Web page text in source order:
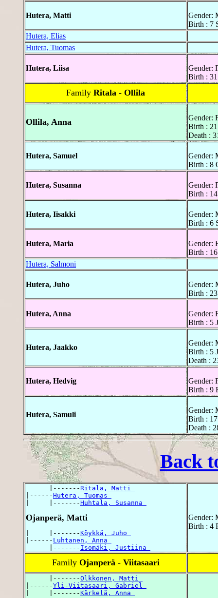
Hutera, Matti
Gender:
Birth : 7
Hutera, Elias
Hutera, Tuomas
Hutera, Liisa
Gender:
Birth :
Family Ritala - Ollila
Ollila, Anna
Gender:
Birth :
Death :
Hutera, Samuel
Gender:
Birth : 8
Hutera, Susanna
Gender:
Birth :
Hutera, Iisakki
Gender:
Birth : 6
Hutera, Maria
Gender:
Birth :
Hutera, Salmoni
Hutera, Juho
Gender:
Birth :
Hutera, Anna
Gender:
Birth : 5
Hutera, Jaakko
Gender:
Birth : 5
Death :
Hutera, Hedvig
Gender:
Birth : 9
Hutera, Samuli
Gender:
Birth :
Death :
Back
      |-------
Ritala, Matti
|------Hutera, Tuomas
|     |-------Huhtala, Susanna
Ojanperä, Matti
|     |-------Köykkä, Juho
|------ Luhtanen, Anna
      |-------
Isomäki, Justiina
Gender:
Birth : 4
Family Ojanperä - Viitasaari
      |-------
Olkkonen, Matti
|------Yli-Viitasaari, Gabriel
|     |-------Kärkelä, Anna